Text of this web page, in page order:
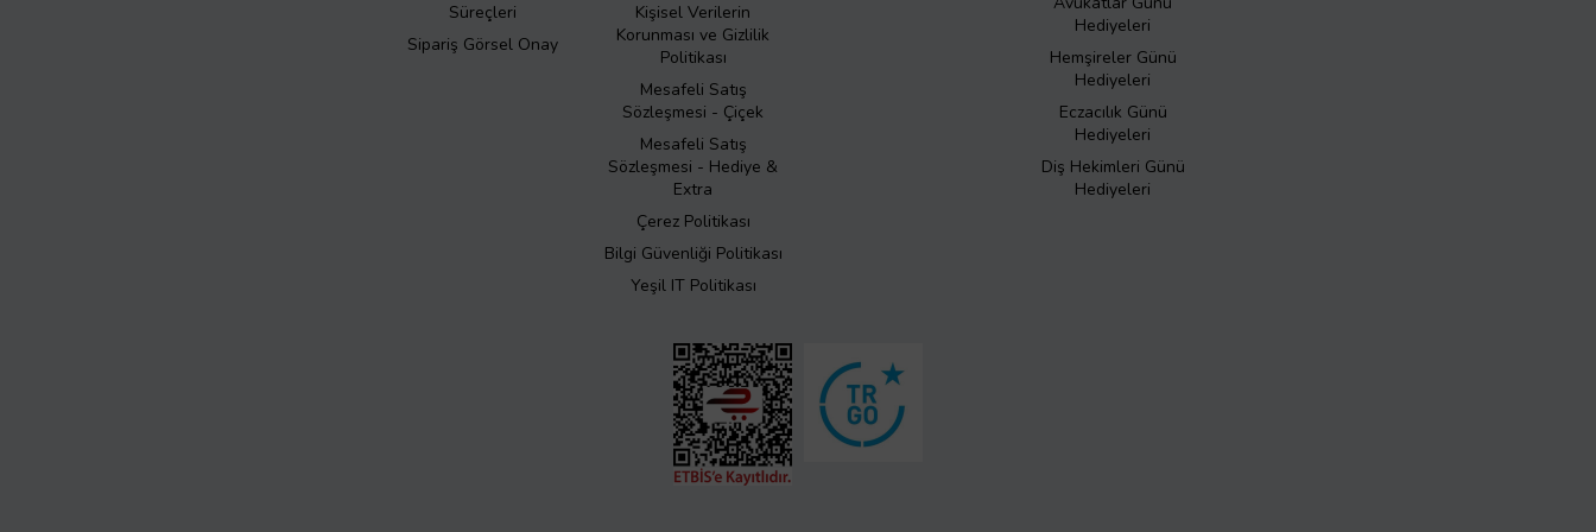
Süreçleri
Sipariş Görsel Onay
Kişisel Verilerin
Korunması ve Gizlilik
Politikası
Mesafeli Satış
Sözleşmesi - Çiçek
Mesafeli Satış
Sözleşmesi - Hediye &
Extra
Çerez Politikası
Bilgi Güvenliği Politikası
Yeşil IT Politikası
Hediyeleri
Hemşireler Günü
Hediyeleri
Eczacılık Günü
Hediyeleri
Diş Hekimleri Günü
Hediyeleri